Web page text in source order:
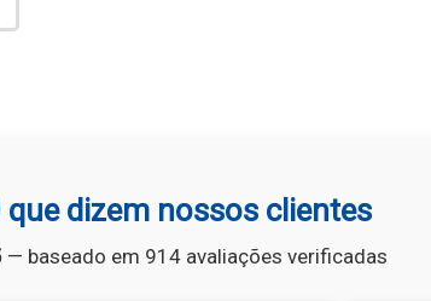
que dizem nossos clientes
— baseado em 914 avaliações verificadas